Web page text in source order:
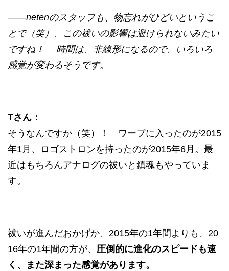
——netenのスタッフも、物忘れがひどいというこ
とで（笑）、この祓いの影響は避けられないみたい
ですね！ 時間は、非線形になるので、いろいろ
感覚が変わるそうです。
Tさん：
そうなんですか（笑）！ ワープに入ったのが2015
年1月、ロゴストロンを持ったのが2015年6月。最
近はもちろんアナログの祓いと鎮魂もやっていま
す。
祓いが進んだおかげか、2015年の1年間よりも、20
16年の1年間の方が、 圧倒的に進化のスピードも速
く、また深まった感覚があります。